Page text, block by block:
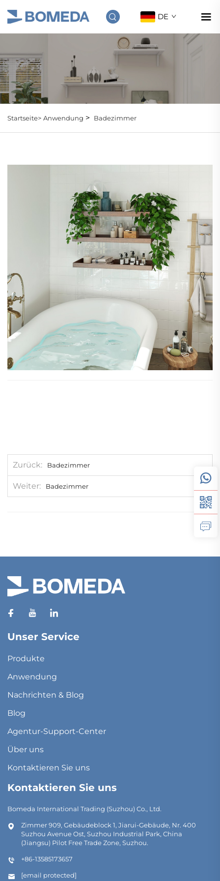
DE
Startseite> Anwendung > Badezimmer
Zurück Badezimmer
Weiter Badezimmer
Unser Service
Produkte
Anwendung
Nachrichten & Blog
Blog
Agentur-Support-Center
Über uns
Kontaktieren Sie uns
Kontaktieren Sie uns
Bomeda International Trading (Suzhou) Co., Ltd.
Zimmer 909, Gebäudeblock 1, Jiarui-Gebäude, Nr. 400
Suzhou Avenue Ost, Suzhou Industrial Park, China
(Jiangsu) Pilot Free Trade Zone, Suzhou.
+86-13585173657
[email protected]